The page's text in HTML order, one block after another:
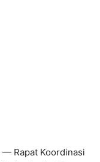
— Rapat Koordinasi